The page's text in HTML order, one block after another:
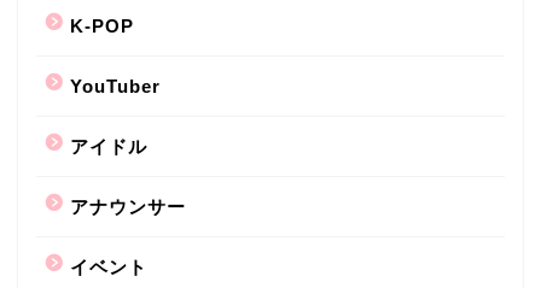
K-POP
YouTuber
アイドル
アナウンサー
イベント